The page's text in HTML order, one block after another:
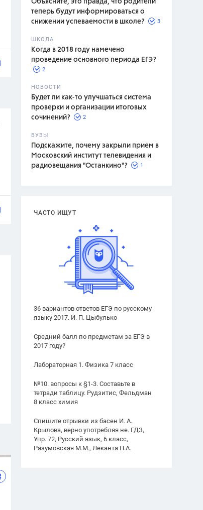
Объясните, это правда, что родители
теперь будут информироваться о
снижении успеваемости в школе?
3
ШКОЛА
Когда в 2018 году намечено
проведение основного периода ЕГЭ?
2
НОВОСТИ
Будет ли как-то улучшаться система
проверки и организации итоговых
сочинений?
2
ВУЗЫ
Подскажите, почему закрыли прием в
Московский институт телевидения и
радиовещания "Останкино"?
1
ЧАСТО ИЩУТ
36 вариантов ответов ЕГЭ по русскому
языку 2017. И. П. Цыбулько
Средний балл по предметам за ЕГЭ в
2017 году?
Лабораторная 1. Физика 7 класс
№10. вопросы к §1-3. Составьте в
тетради таблицу. Рудзитис, Фельдман
8 класс химия
Спишите отрывки из басен И. А.
Крылова, верно употребляя не. ГДЗ,
Упр. 72, Русский язык, 6 класс,
Разумовская М.М., Леканта П.А.